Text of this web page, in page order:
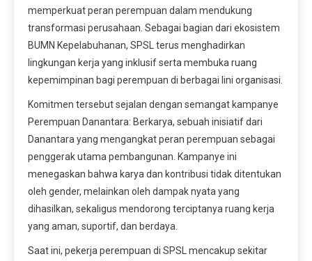
memperkuat peran perempuan dalam mendukung
transformasi perusahaan. Sebagai bagian dari ekosistem
BUMN Kepelabuhanan, SPSL terus menghadirkan
lingkungan kerja yang inklusif serta membuka ruang
kepemimpinan bagi perempuan di berbagai lini organisasi.
Komitmen tersebut sejalan dengan semangat kampanye
Perempuan Danantara: Berkarya, sebuah inisiatif dari
Danantara yang mengangkat peran perempuan sebagai
penggerak utama pembangunan. Kampanye ini
menegaskan bahwa karya dan kontribusi tidak ditentukan
oleh gender, melainkan oleh dampak nyata yang
dihasilkan, sekaligus mendorong terciptanya ruang kerja
yang aman, suportif, dan berdaya.
Saat ini, pekerja perempuan di SPSL mencakup sekitar